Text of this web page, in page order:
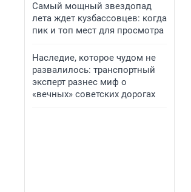
Самый мощный звездопад
лета ждет кузбассовцев: когда
пик и топ мест для просмотра
Наследие, которое чудом не
развалилось: транспортный
эксперт разнес миф о
«вечных» советских дорогах